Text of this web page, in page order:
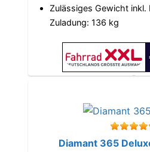
Zulässiges Gewicht inkl.
Zuladung: 136 kg
Diamant 365